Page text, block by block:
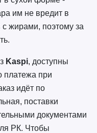
им не вредит в
с жирами, поэтому за
Kaspi, доступны
платежа при
идёт по
поставки
документами
РК. Чтобы